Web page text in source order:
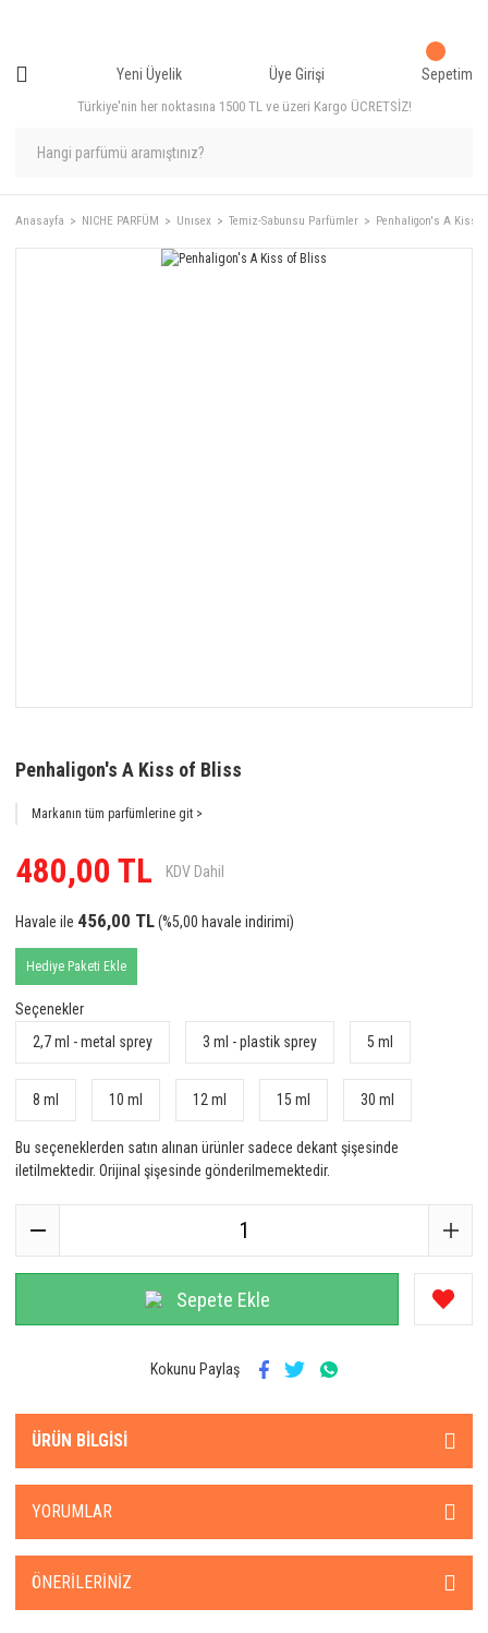
Türkiye'nin her noktasına 1500 TL ve üzeri Kargo ÜCRETSİZ!
Yeni Üyelik Üye Girişi Sepetim
Anasayfa NICHE PARFÜM Unısex Temiz-Sabunsu Parfümler Penhaligon's A Kiss
Penhaligon's A Kiss of Bliss
Markanın tüm parfümlerine git >
480,00 TL KDV Dahil
Havale ile 456,00 TL(%5,00 havale indirimi)
Hediye Paketi Ekle
Seçenekler
2,7 ml - metal sprey
3 ml - plastik sprey 5 ml
8 ml 10 ml 12 ml 15 ml 30 ml
Bu seçeneklerden satın alınan ürünler sadece dekant şişesinde
iletilmektedir. Orijinal şişesinde gönderilmemektedir.
Sepete Ekle
Kokunu Paylaş
ÜRÜN BILGISI
YORUMLAR
ÖNERILERINIZ